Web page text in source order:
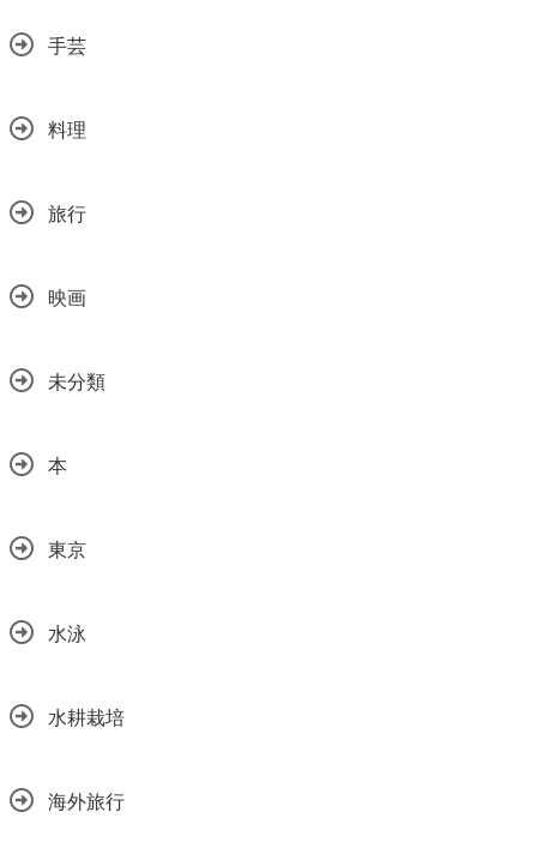
手芸
料理
旅行
映画
未分類
本
東京
水泳
水耕栽培
海外旅行